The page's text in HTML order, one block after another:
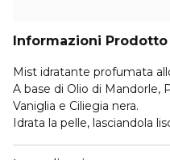
Informazioni Prodotto
Mist idratante profumata
A base di Olio di
Vaniglia e Ciliegia nera.
Idrata la pelle, lasciandola